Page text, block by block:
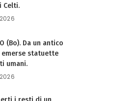
Celti.
(Bo). Da un antico
emerse statuette
umani.